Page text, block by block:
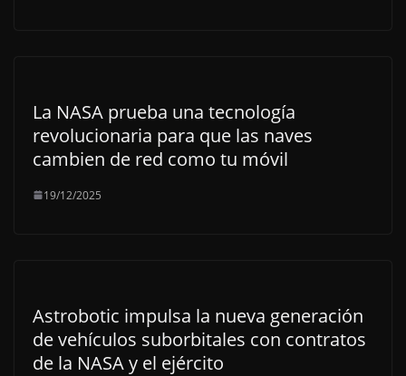
La NASA prueba una tecnología
revolucionaria para que las naves
cambien de red como tu móvil
19/12/2025
Astrobotic impulsa la nueva generación
de vehículos suborbitales con contratos
de la NASA y el ejército